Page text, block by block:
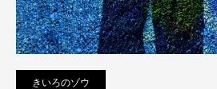
きいろのゾウ